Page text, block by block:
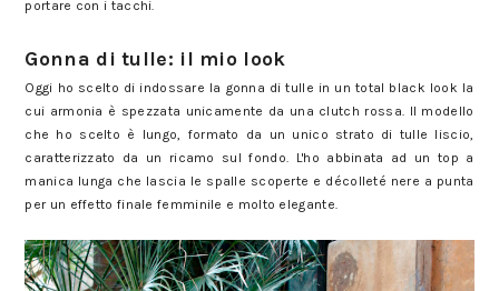
portare con i tacchi.
Gonna di tulle: il mio look
Oggi ho scelto di indossare la gonna di tulle in un total black look la
cui armonia è spezzata unicamente da una clutch rossa. Il modello
che ho scelto è lungo, formato da un unico strato di tulle liscio,
caratterizzato da un ricamo sul fondo. L'ho abbinata ad un top a
manica lunga che lascia le spalle scoperte e décolleté nere a punta
per un effetto finale femminile e molto elegante.